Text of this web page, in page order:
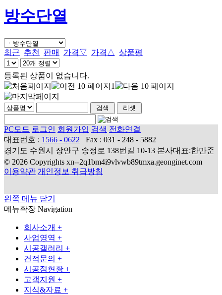
방수단열
최근 추천 판매 가격▽ 가격△ 상품평
등록된 상품이 없습니다.
1
PC모드 로그인 회원가입 검색 전화연결
대표번호 : 1566 - 0622
Fax : 031 - 248 - 5882
경기도 수원시 장안구 송정로 138번길 10-13 본사대표:한만준
© 2026 Copyrights xn--2q1bm4i9vlvwb89tmxa.geonginet.com
이용약관 개인정보 취급방침
왼쪽 메뉴 닫기
메뉴확장 Navigation
회사소개 +
사업영역 +
시공갤러리 +
견적문의 +
시공점현황 +
고객지원 +
지식&자료 +